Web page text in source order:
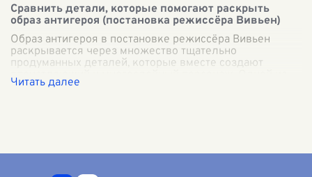
Сравнить детали, которые помогают раскрыть
образ антигероя (постановка режиссёра Вивьен)
Образ антигероя в постановке режиссёра Вивьен
раскрывается через множество тщательно
продуманных деталей, которые вместе создают
впечатляющий и многослойный персонаж. Одной из
ключ ...